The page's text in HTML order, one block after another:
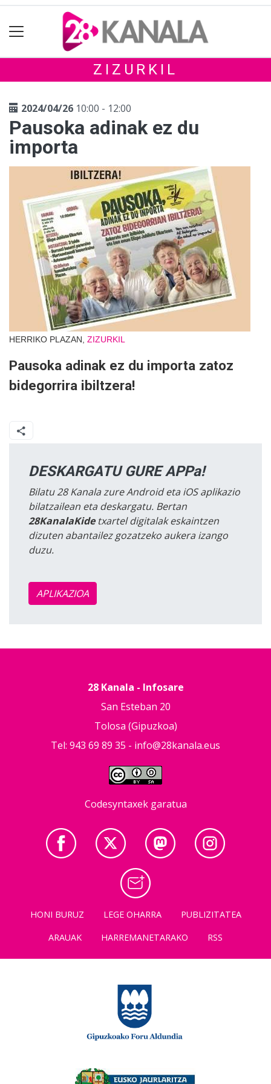
ZIZURKIL
2024/04/26 10:00 - 12:00
Pausoka adinak ez du
importa
HERRIKO PLAZAN, ZIZURKIL
Pausoka adinak ez du importa zatoz
bidegorrira ibiltzera!
DESKARGATU GURE APPa!
Bilatu 28 Kanala zure Android eta iOS aplikazio
bilatzailean eta deskargatu. Bertan
28KanalaKidetxartel digitalak eskaintzen
dizuten abantailez gozatzeko aukera izango
duzu.
APLIKAZIOA
28 Kanala - Infosare
San Esteban 20
Tolosa (Gipuzkoa)
Tel: 943 69 89 35 - info@28kanala.eus
Codesyntaxek garatua
HONI BURUZ LEGE OHARRA
PUBLIZITATEA
ARAUAK
HARREMANETARAKO RSS